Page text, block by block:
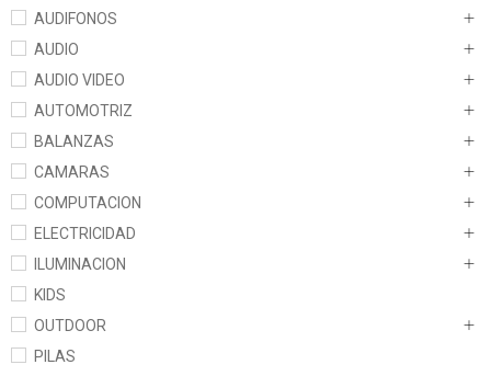
AUDIFONOS
AUDIO
AUDIO VIDEO
AUTOMOTRIZ
BALANZAS
CAMARAS
COMPUTACION
ELECTRICIDAD
ILUMINACION
KIDS
OUTDOOR
PILAS